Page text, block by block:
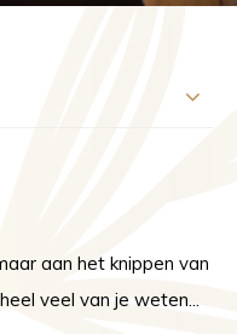
aan het knippen van
veel van je weten...